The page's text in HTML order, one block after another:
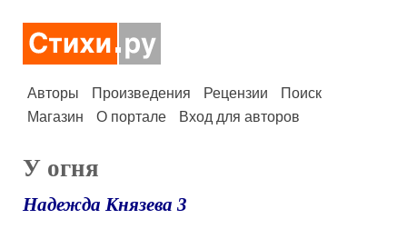
Авторы Произведения Рецензии
Поиск
Магазин
О портале Вход для авторов
У огня
Надежда Князева 3